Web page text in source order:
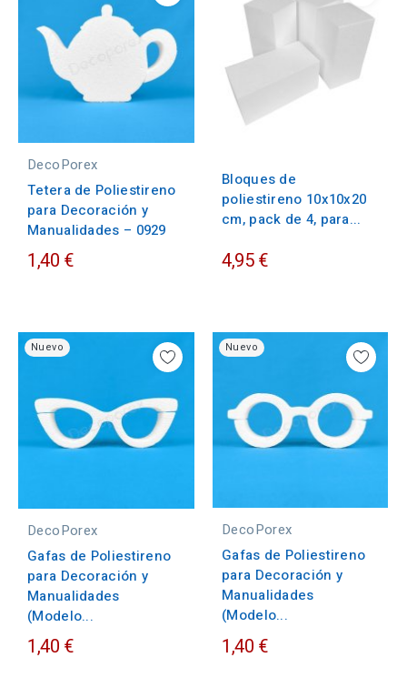
DecoPorex
Tetera de Poliestireno
para Decoración y
Manualidades – 0929
1,40 €
Bloques de
poliestireno 10x10x20
cm, pack de 4, para...
4,95 €
Nuevo
DecoPorex
Gafas de Poliestireno
para Decoración y
Manualidades
(Modelo...
1,40 €
Nuevo
DecoPorex
Gafas de Poliestireno
para Decoración y
Manualidades
(Modelo...
1,40 €